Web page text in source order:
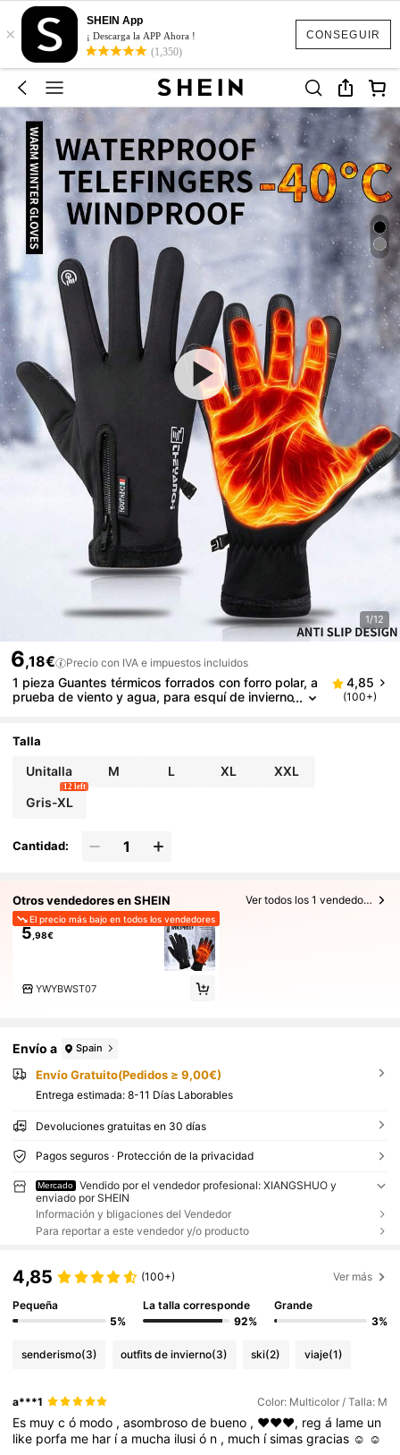
CONSEGUIR
×
SHEIN App
¡ Descarga la APP Ahora !
(1,350)
1/12
6,18€ Precio con IVA e impuestos incluidos
1 pieza Guantes térmicos forrados con forro polar, a
prueba de viento y agua, para esquí de invierno
4,85
(100+)
Talla
Unitalla M L XL XXL
Gris-XL
12 left
Cantidad:
Otros vendedores en SHEIN Ver todos los 1 vendedores
El precio más bajo en todos los vendedores
5 ,98€
YWYBWST07
Envío a Spain
Envío Gratuito(Pedidos ≥ 9,00€)
Entrega estimada: 8-11 Días Laborables
Devoluciones gratuitas en 30 días
Pagos seguros · Protección de la privacidad
Mercado
Vendido por el vendedor profesional: XIANGSHUO y
enviado por SHEIN
Información y bligaciones del Vendedor
Para reportar a este vendedor y/o producto
4,85 (100+) Ver más
Pequeña
5%
La talla corresponde
92%
Grande
3%
senderismo(3) outfits de invierno(3) ski(2) viaje(1)
a***1 Color: Multicolor / Talla: M
Es muycó modo ,asombrosode bueno , ❤️❤️❤️, regá lame un
like porfa me har ía mucha ilusió n , much ísimasgracias ☺️ ☺️